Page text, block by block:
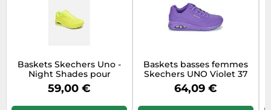
Baskets Skechers Uno -
Night Shades pour
Femme 38 Jaune
59,00 €
Baskets basses femmes
Skechers UNO Violet 37
64,09 €